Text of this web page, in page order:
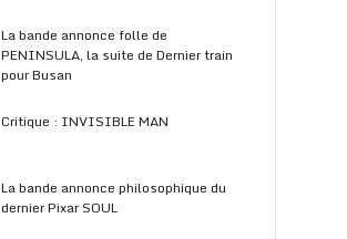
La bande annonce folle de
PENINSULA, la suite de Dernier train
pour Busan
Critique : INVISIBLE MAN
La bande annonce philosophique du
dernier Pixar SOUL